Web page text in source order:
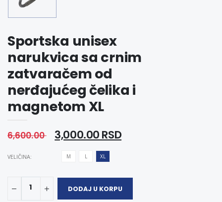
Sportska unisex
narukvica sa crnim
zatvaračem od
nerđajućeg čelika i
magnetom XL
6,600.00 3,000.00 RSD
VELIČINA: M L XL
1 DODAJ U KORPU